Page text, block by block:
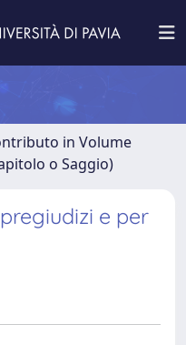
in Volume
o Saggio)
e per